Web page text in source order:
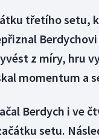
třetího setu,
z míry, hru
momentum a
Berdych i ve
setu.